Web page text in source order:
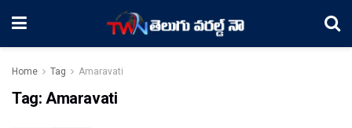
Home Tag Amaravati
Tag: Amaravati